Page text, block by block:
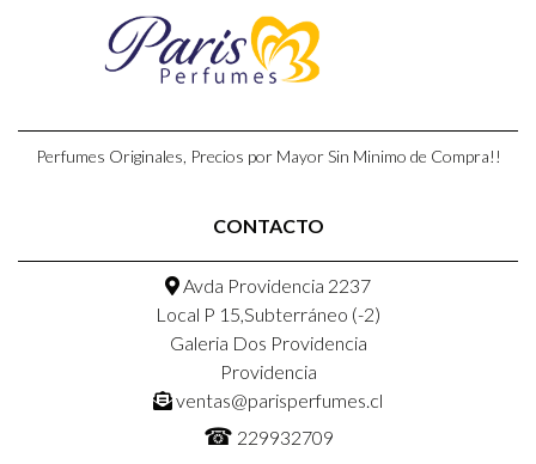
Perfumes Originales, Precios por Mayor Sin Minimo de Compra!!
CONTACTO
Avda Providencia 2237
Local P 15,Subterráneo (-2)
Galeria Dos Providencia
Providencia
ventas@parisperfumes.cl
☎ 229932709